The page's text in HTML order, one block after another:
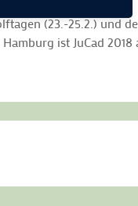
(23.-25.2.) und
ist JuCad